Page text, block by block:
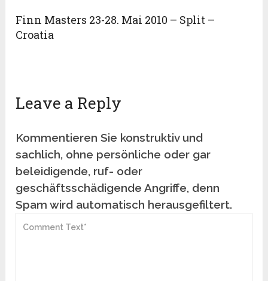
Finn Masters 23-28. Mai 2010 – Split –
Croatia
Leave a Reply
Kommentieren Sie konstruktiv und
sachlich, ohne persönliche oder gar
beleidigende, ruf- oder
geschäftsschädigende Angriffe, denn
Spam wird automatisch herausgefiltert.